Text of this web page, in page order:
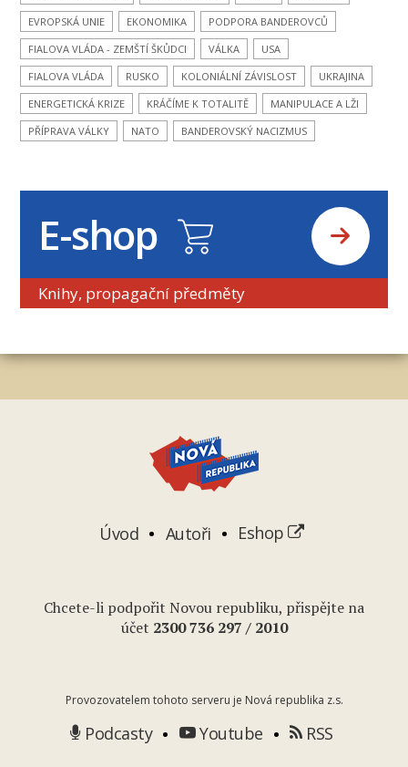
EVROPSKÁ UNIE
EKONOMIKA
PODPORA BANDEROVCŮ
FIALOVA VLÁDA - ZEMŠTÍ ŠKŮDCI
VÁLKA
USA
FIALOVA VLÁDA
RUSKO KOLONIÁLNÍ ZÁVISLOST
UKRAJINA
ENERGETICKÁ KRIZE
KRÁČÍME K TOTALITĚ
MANIPULACE A LŽI
PŘÍPRAVA VÁLKY
NATO BANDEROVSKÝ NACIZMUS
E-shop
Knihy, propagační předměty
Úvod Autoři Eshop
Chcete-li podpořit Novou republiku, přispějte na
účet 2300 736 297 / 2010
Provozovatelem tohoto serveru je Nová republika z.s.
Podcasty Youtube RSS